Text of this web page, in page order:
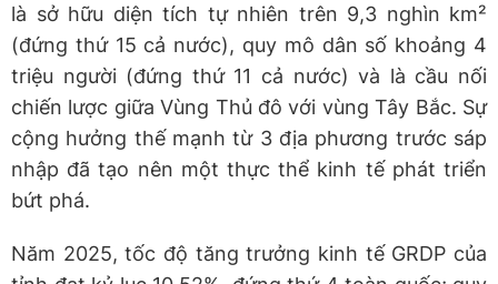
là sở hữu diện tích tự nhiên trên 9,3 nghìn km²
(đứng thứ 15 cả nước), quy mô dân số khoảng 4
triệu người (đứng thứ 11 cả nước) và là cầu nối
chiến lược giữa Vùng Thủ đô với vùng Tây Bắc. Sự
cộng hưởng thế mạnh từ 3 địa phương trước sáp
nhập đã tạo nên một thực thể kinh tế phát triển
bứt phá.
Năm 2025, tốc độ tăng trưởng kinh tế GRDP của